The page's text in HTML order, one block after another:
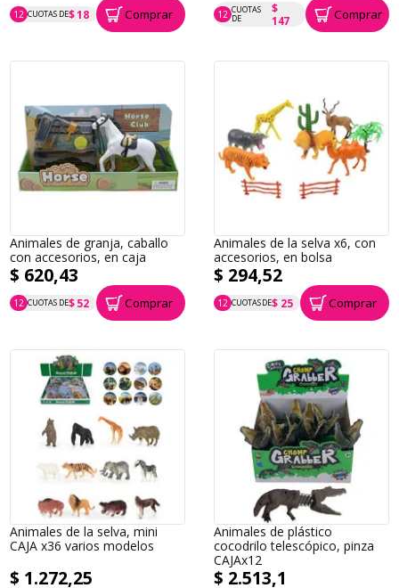
12 CUOTAS DE$ 18
P.T.F. $ 220 Comprar 12 CUOTAS
DE
$
147
P.T.F. $ 1.769 Comprar
Animales de granja, caballo
con accesorios, en caja
$ 620,43
12 CUOTAS DE$ 52
P.T.F. $ 620 Comprar
Animales de la selva x6, con
accesorios, en bolsa
$ 294,52
12 CUOTAS DE$ 25
P.T.F. $ 295 Comprar
Animales de la selva, mini
CAJA x36 varios modelos
$ 1.272,25
Animales de plástico
cocodrilo telescópico, pinza
CAJAx12
$ 2.513,1